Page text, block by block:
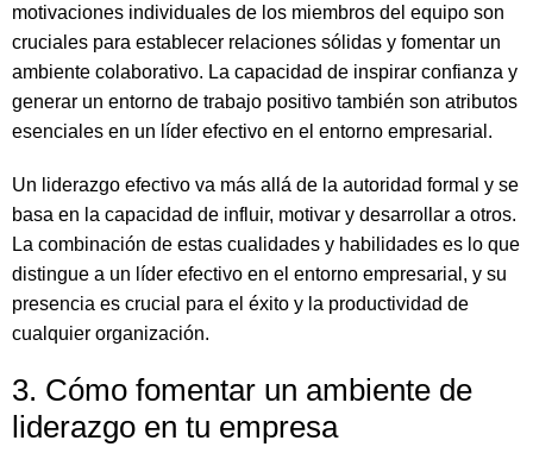
motivaciones individuales de los miembros del equipo son
cruciales para establecer relaciones sólidas y fomentar un
ambiente colaborativo. La capacidad de inspirar confianza y
generar un entorno de trabajo positivo también son atributos
esenciales en un líder efectivo en el entorno empresarial.
Un liderazgo efectivo va más allá de la autoridad formal y se
basa en la capacidad de influir, motivar y desarrollar a otros.
La combinación de estas cualidades y habilidades es lo que
distingue a un líder efectivo en el entorno empresarial, y su
presencia es crucial para el éxito y la productividad de
cualquier organización.
3. Cómo fomentar un ambiente de
liderazgo en tu empresa